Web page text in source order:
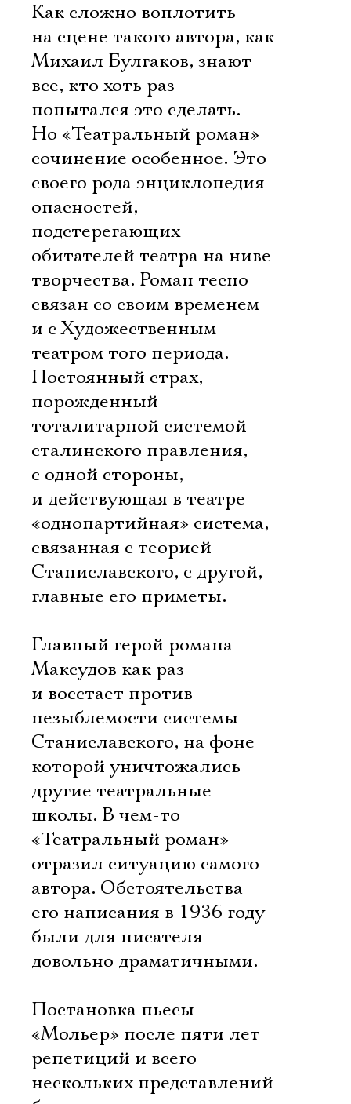
Как сложно воплотить
на сцене такого автора, как
Михаил Булгаков, знают
все, кто хоть раз
попытался это сделать.
Но «Театральный роман» 
сочинение особенное. Это
своего рода энциклопедия
опасностей,
подстерегающих
обитателей театра на ниве
творчества. Роман тесно
связан со своим временем
и с Художественным
театром того периода.
Постоянный страх,
порожденный
тоталитарной системой
сталинского правления,
с одной стороны,
и действующая в театре
«однопартийная» система,
связанная с теорией
Станиславского, с другой, 
главные его приметы.
Главный герой романа
Максудов как раз
и восстает против
незыблемости системы
Станиславского, на фоне
которой уничтожались
другие театральные
школы. В чем-то
«Театральный роман»
отразил ситуацию самого
автора. Обстоятельства
его написания в 1936 году
были для писателя
довольно драматичными.
Постановка пьесы
«Мольер» после пяти лет
репетиций и всего
нескольких представлений